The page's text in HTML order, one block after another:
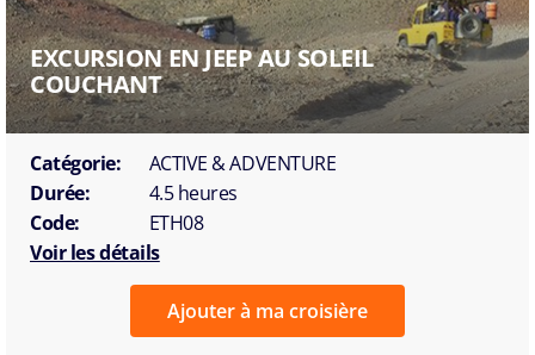
EXCURSION EN JEEP AU SOLEIL
COUCHANT
Catégorie:
ACTIVE & ADVENTURE
Durée:
4.5 heures
Code:
ETH08
Voir les détails
Ajouter à ma croisière